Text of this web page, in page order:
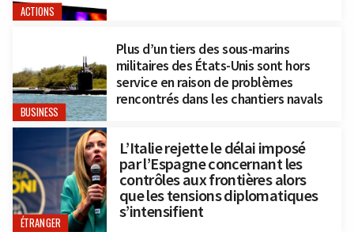
ACTIONS
BUSINESS
Plus d’un tiers des sous-marins
militaires des États-Unis sont hors
service en raison de problèmes
rencontrés dans les chantiers navals
ÉTRANGER
L’Italie rejette le délai imposé
par l’Espagne concernant les
contrôles aux frontières alors
que les tensions diplomatiques
s’intensifient